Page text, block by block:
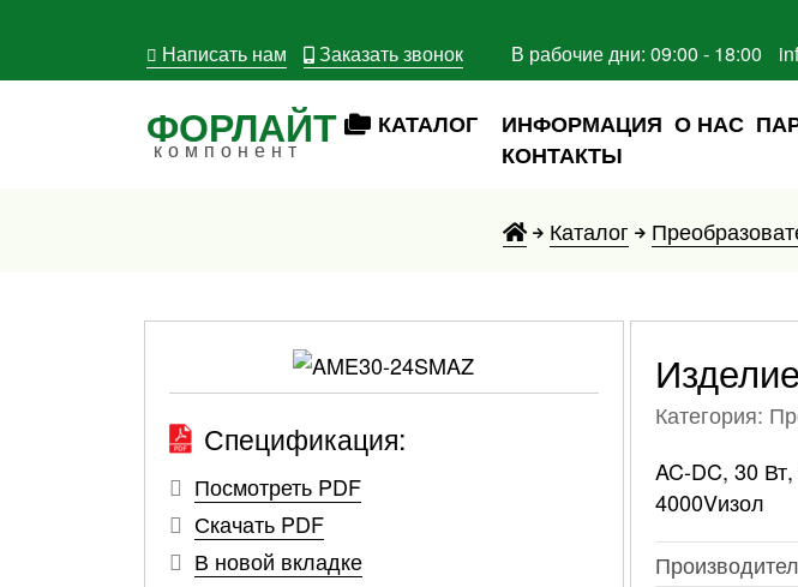
Написать нам Заказать звонок В рабочие дни: 09:00 - 18:00
ФОРЛАЙТ
компонент
КАТАЛОГ ИНФОРМАЦИЯ О НАС
КОНТАКТЫ
Каталог
Спецификация:
Посмотреть PDF
Скачать PDF
В новой вкладке
Категория:
AC-DC, 30
4000Vизол